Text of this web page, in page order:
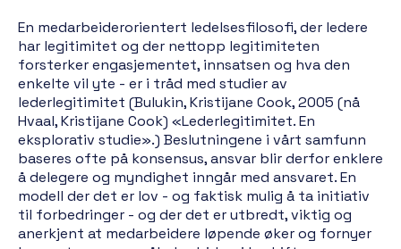
En medarbeiderorientert ledelsesfilosofi, der ledere
har legitimitet og der nettopp legitimiteten
forsterker engasjementet, innsatsen og hva den
enkelte vil yte - er i tråd med studier av
lederlegitimitet (Bulukin, Kristijane Cook, 2005 (nå
Hvaal, Kristijane Cook) «Lederlegitimitet. En
eksplorativ studie».) Beslutningene i vårt samfunn
baseres ofte på konsensus, ansvar blir derfor enklere
å delegere og myndighet inngår med ansvaret. En
modell der det er lov - og faktisk mulig å ta initiativ
til forbedringer - og der det er utbredt, viktig og
anerkjent at medarbeidere løpende øker og fornyer